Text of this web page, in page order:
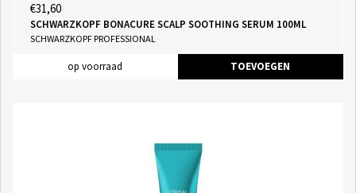
€31,60
SCHWARZKOPF BONACURE SCALP SOOTHING SERUM 100ML
SCHWARZKOPF PROFESSIONAL
op voorraad TOEVOEGEN